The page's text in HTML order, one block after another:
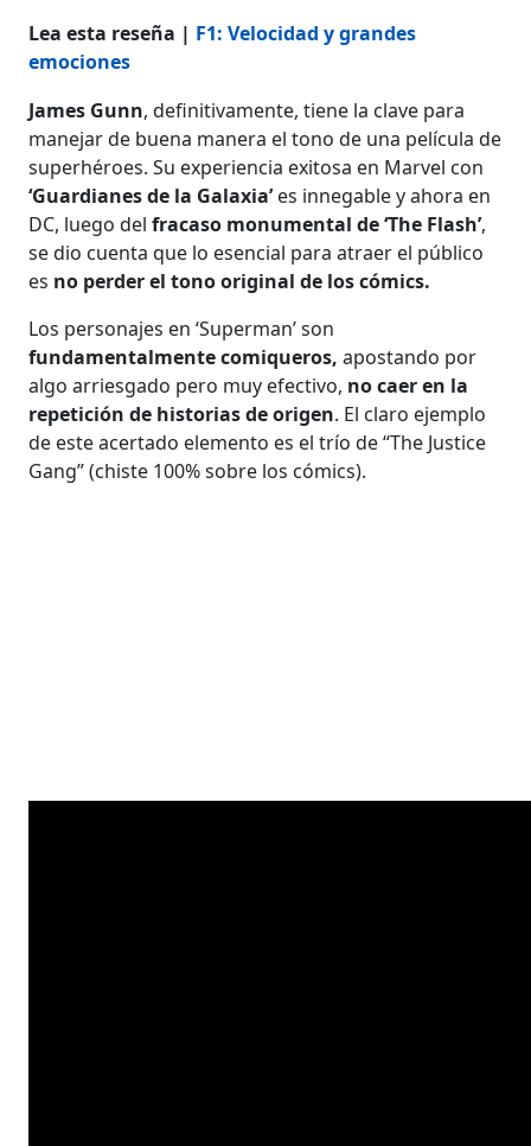
Lea esta reseña | F1: Velocidad y grandes
emociones
James Gunn, definitivamente, tiene la clave para
manejar de buena manera el tono de una película de
superhéroes. Su experiencia exitosa en Marvel con
‘Guardianes de la Galaxia’es innegable y ahora en
DC, luego delfracaso monumental de ‘The Flash’,
se dio cuenta que lo esencial para atraer el público
es no perder el tono original de los cómics.
Los personajes en ‘Superman’ son
fundamentalmente comiqueros, apostando por
algo arriesgado pero muy efectivo, no caer en la
repetición de historias de origen. El claro ejemplo
de este acertado elemento es el trío de “The Justice
Gang” (chiste 100% sobre los cómics).